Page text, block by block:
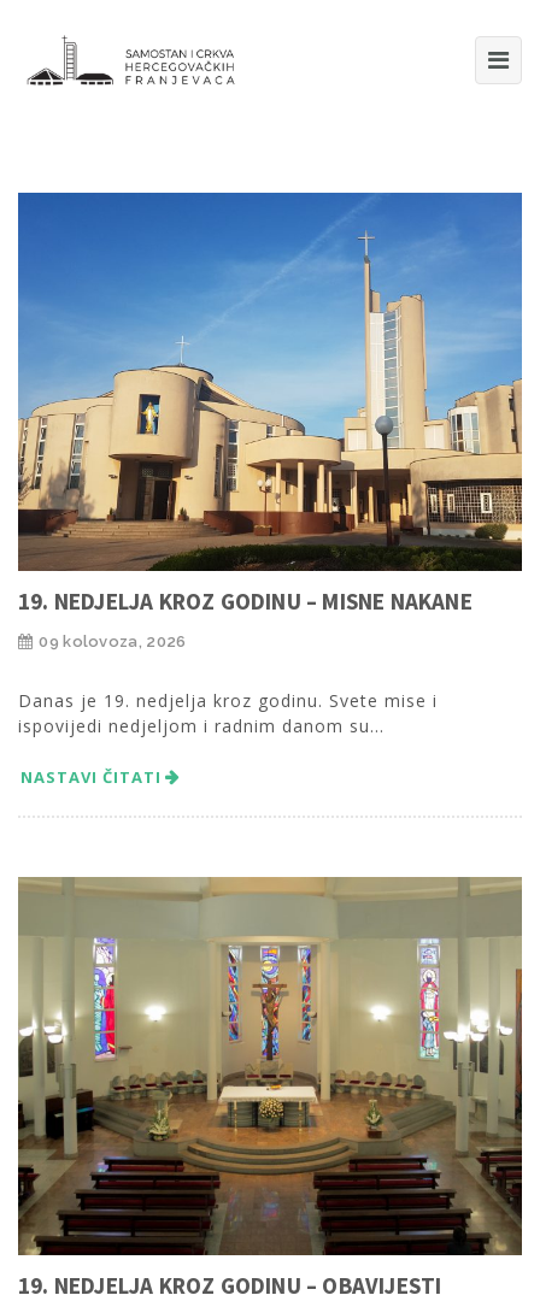
19. NEDJELJA KROZ GODINU – MISNE NAKANE
09 kolovoza, 2026
Danas je 19. nedjelja kroz godinu. Svete mise i
ispovijedi nedjeljom i radnim danom su...
NASTAVI ČITATI
19. NEDJELJA KROZ GODINU – OBAVIJESTI